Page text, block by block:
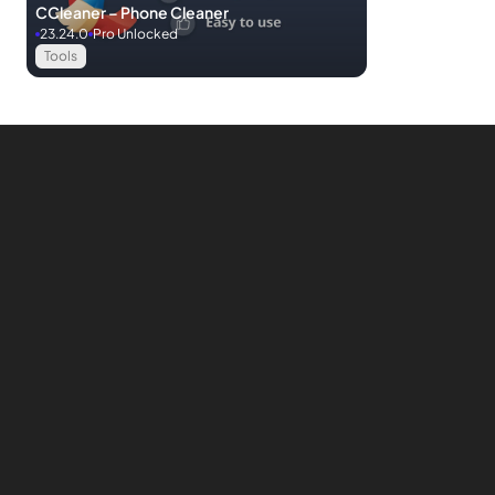
CCleaner – Phone Cleaner
Tools
23.24.0 Pro Unlocked